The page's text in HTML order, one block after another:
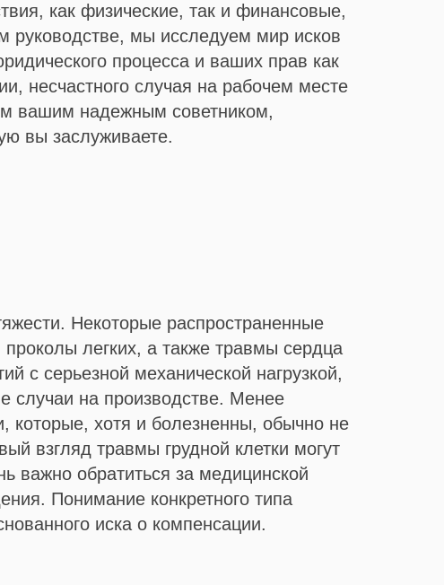
как физические, так и финансовые,
руководстве, мы исследуем мир исков
процесса и ваших прав как
несчастного случая на рабочем месте
вашим надежным советником,
вы заслуживаете.
Некоторые распространенные
легких, а также травмы сердца
с серьезной механической нагрузкой,
случаи на производстве. Менее
которые, хотя и болезненны, обычно не
взгляд травмы грудной клетки могут
важно обратиться за медицинской
Понимание конкретного типа
иска о компенсации.